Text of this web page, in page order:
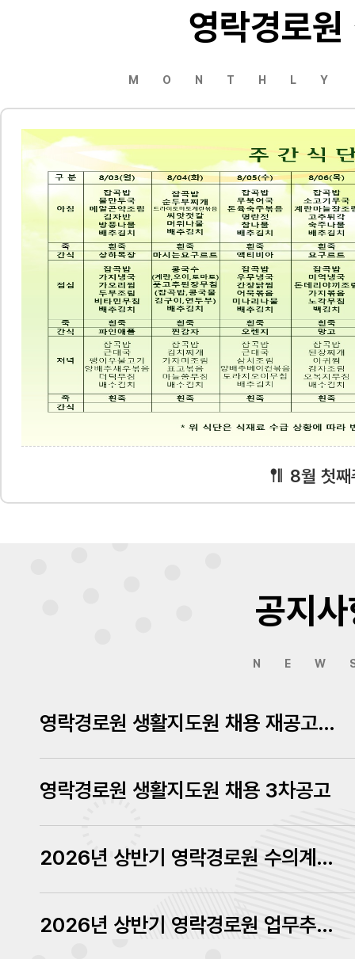
영락경로
8월 첫
공지
영락경로원 생활지도원 채용 재공고에 따른 서류심사결과 발표
영락경로원 생활지도원 채용 3차공고
2026년 상반기 영락경로원 수의계약 내역 공고
2026년 상반기 영락경로원 업무추진비 내역 공고